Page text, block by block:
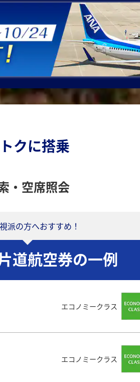
クに搭乗
・空席照会
道航空券の一例
派の方へおすすめ！
エコノミークラス
エコノミークラス